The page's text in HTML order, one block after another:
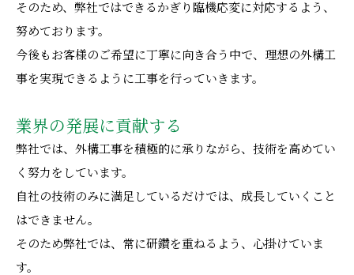
そのため、弊社ではできるかぎり臨機応変に対応するよう、
努めております。
今後もお客様のご希望に丁寧に向き合う中で、理想の外構工
事を実現できるように工事を行っていきます。
業界の発展に貢献する
弊社では、外構工事を積極的に承りながら、技術を高めてい
く努力をしています。
自社の技術のみに満足しているだけでは、成長していくこと
はできません。
そのため弊社では、常に研鑽を重ねるよう、心掛けていま
す。